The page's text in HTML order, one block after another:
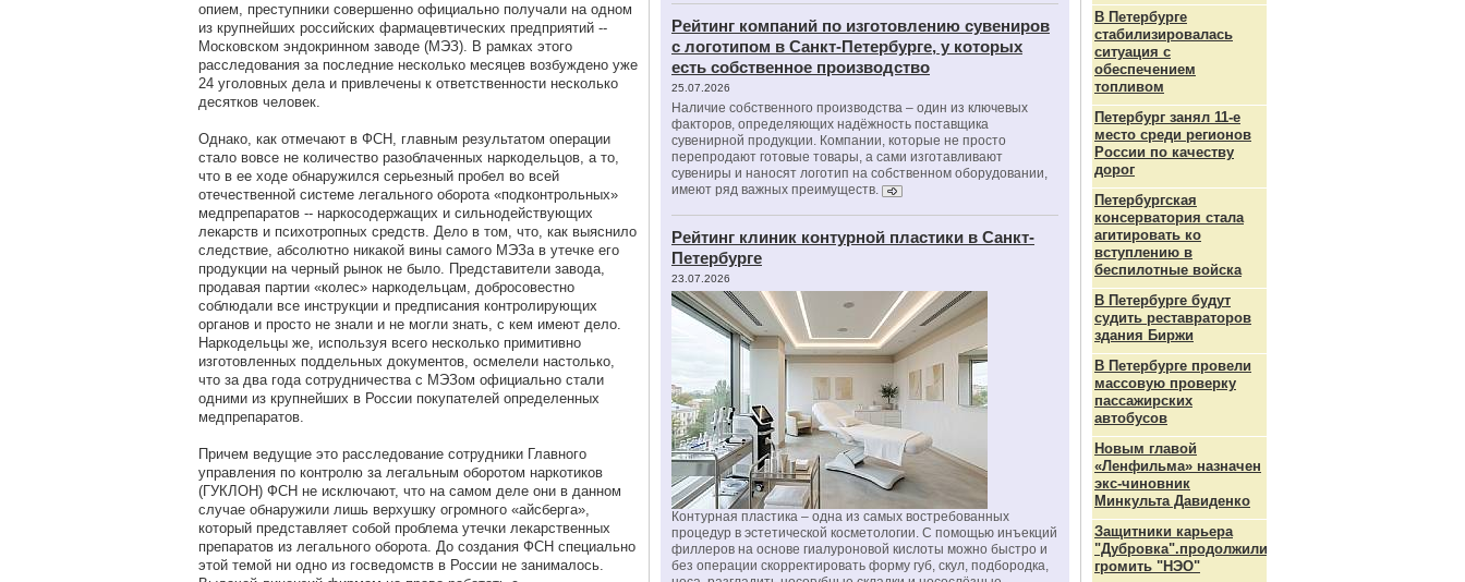
опием, преступники совершенно официально получали на одном
из крупнейших российских фармацевтических предприятий --
Московском эндокринном заводе (МЭЗ). В рамках этого
расследования за последние несколько месяцев возбуждено уже
24 уголовных дела и привлечены к ответственности несколько
десятков человек.
Однако, как отмечают в ФСН, главным результатом операции
стало вовсе не количество разоблаченных наркодельцов, а то,
что в ее ходе обнаружился серьезный пробел во всей
отечественной системе легального оборота «подконтрольных»
медпрепаратов -- наркосодержащих и сильнодействующих
лекарств и психотропных средств. Дело в том, что, как выяснило
следствие, абсолютно никакой вины самого МЭЗа в утечке его
продукции на черный рынок не было. Представители завода,
продавая партии «колес» наркодельцам, добросовестно
соблюдали все инструкции и предписания контролирующих
органов и просто не знали и не могли знать, с кем имеют дело.
Наркодельцы же, используя всего несколько примитивно
изготовленных поддельных документов, осмелели настолько,
что за два года сотрудничества с МЭЗом официально стали
одними из крупнейших в России покупателей определенных
медпрепаратов.
Причем ведущие это расследование сотрудники Главного
управления по контролю за легальным оборотом наркотиков
(ГУКЛОН) ФСН не исключают, что на самом деле они в данном
случае обнаружили лишь верхушку огромного «айсберга»,
который представляет собой проблема утечки лекарственных
препаратов из легального оборота. До создания ФСН специально
этой темой ни одно из госведомств в России не занималось.
Рейтинг компаний по изготовлению сувениров
с логотипом в Санкт-Петербурге, у которых
есть собственное производство
25.07.2026
Наличие собственного производства – один из ключевых
факторов, определяющих надёжность поставщика
сувенирной продукции. Компании, которые не просто
перепродают готовые товары, а сами изготавливают
сувениры и наносят логотип на собственном оборудовании,
имеют ряд важных преимуществ.
Рейтинг клиник контурной пластики в Санкт-
Петербурге
23.07.2026
Контурная пластика – одна из самых востребованных
процедур в эстетической косметологии. С помощью инъекций
филлеров на основе гиалуроновой кислоты можно быстро и
без операции скорректировать форму губ, скул, подбородка,
В Петербурге
стабилизировалась
ситуация с
обеспечением
топливом
Петербург занял 11-е
место среди регионов
России по качеству
дорог
Петербургская
консерватория стала
агитировать ко
вступлению в
беспилотные войска
В Петербурге будут
судить реставраторов
здания Биржи
В Петербурге провели
массовую проверку
пассажирских
автобусов
Новым главой
«Ленфильма» назначен
экс-чиновник
Минкульта Давиденко
Защитники карьера
"Дубровка".продолжили
громить "НЭО"